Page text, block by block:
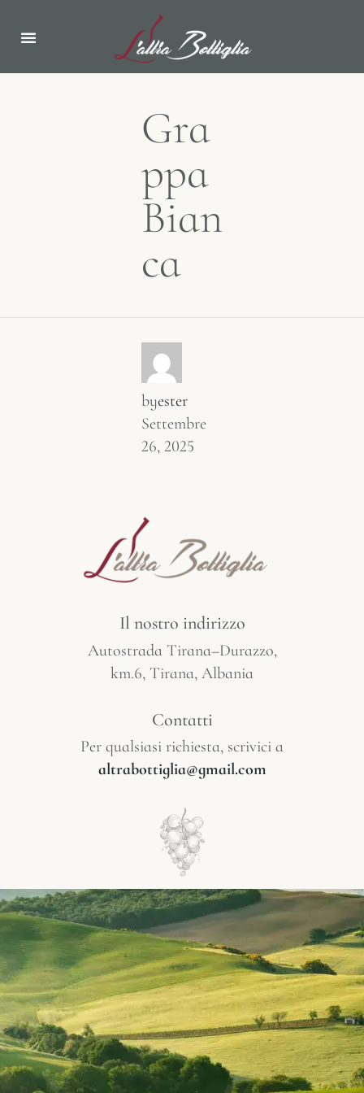
Gra
ppa
Bian
ca
byester
Settembre
26, 2025
Il nostro indirizzo
Autostrada Tirana–Durazzo,
km.6, Tirana, Albania
Contatti
Per qualsiasi richiesta, scrivici a
altrabottiglia@gmail.com